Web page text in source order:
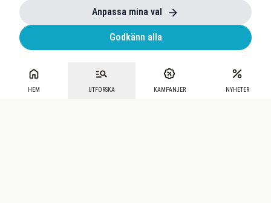
HEM UTFORSKA KAMPANJER NYHETER
Anpassa mina val
Godkänn alla